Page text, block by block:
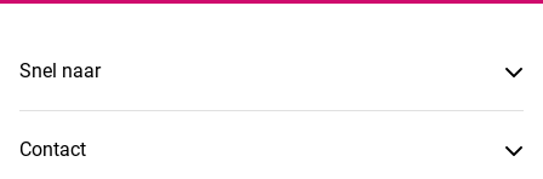
Snel naar
Contact